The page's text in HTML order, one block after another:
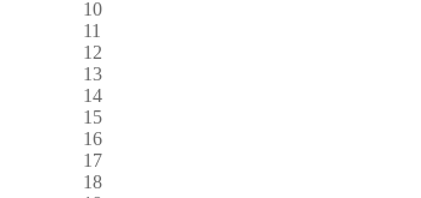
10
11
12
13
14
15
16
17
18